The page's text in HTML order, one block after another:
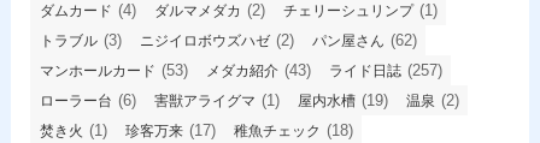
ダムカード (4) ダルマメダカ (2) チェリーシュリンプ(1)
トラブル (3) ニジイロボウズハゼ (2) パン屋さん (62)
マンホールカード (53) メダカ紹介 (43) ライド日誌 (257)
ローラー台 (6) 害獣アライグマ (1) 屋内水槽 (19) 温泉 (2)
焚き火 (1) 珍客万来 (17) 稚魚チェック (18)